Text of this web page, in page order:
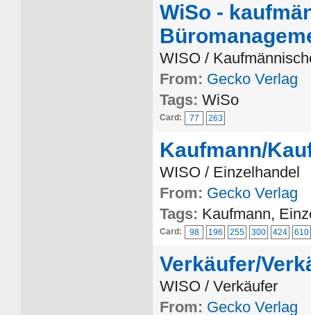
WiSo -
WISO /
From: Gecko Verlag
Tags: WiSo
Card: 77 263
Kaufmann/
WISO / Einzelhandel
From: Gecko Verlag
Tags: Kaufmann,
Card: 98 196 255 300 424 610
Verkäufer/
WISO / Verkäufer
From: Gecko Verlag